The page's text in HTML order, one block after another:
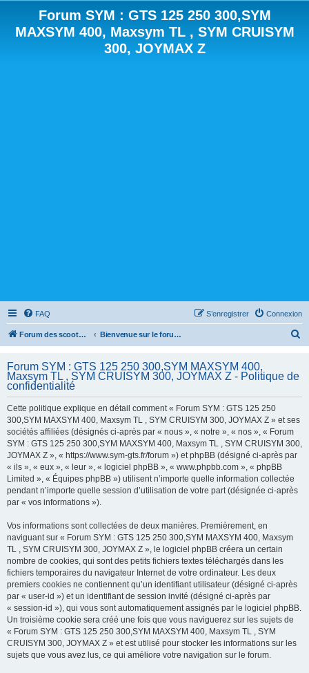
Forum SYM : GTS 125 250 300,SYM
MAXSYM 400, Maxsym TL , SYM CRUISYM
300, JOYMAX Z
FAQ Connexion
S’enregistrer
Forum des scooters SYM - GTS -MAXSYM - CRUISYM - JOYMAX - Maxsym TL Bienvenue sur le forum des scooters de la gamme SYM
e
h
Forum SYM : GTS 125 250 300,SYM MAXSYM 400,
Maxsym TL , SYM CRUISYM 300, JOYMAX Z - Politique de
confidentialité
Cette politique explique en détail comment « Forum SYM : GTS 125 250
300,SYM MAXSYM 400, Maxsym TL , SYM CRUISYM 300, JOYMAX Z » et ses
sociétés affiliées (désignés ci-après par « nous », « notre », « nos », « Forum
SYM : GTS 125 250 300,SYM MAXSYM 400, Maxsym TL , SYM CRUISYM 300,
JOYMAX Z », « https://www.sym-gts.fr/forum ») et phpBB (désigné ci-après par
« ils », « eux », « leur », « logiciel phpBB », « www.phpbb.com », « phpBB
Limited », « Équipes phpBB ») utilisent n’importe quelle information collectée
pendant n’importe quelle session d’utilisation de votre part (désignée ci-après
par « vos informations »).
Vos informations sont collectées de deux manières. Premièrement, en
naviguant sur « Forum SYM : GTS 125 250 300,SYM MAXSYM 400, Maxsym
TL , SYM CRUISYM 300, JOYMAX Z », le logiciel phpBB créera un certain
nombre de cookies, qui sont des petits fichiers textes téléchargés dans les
fichiers temporaires du navigateur Internet de votre ordinateur. Les deux
premiers cookies ne contiennent qu’un identifiant utilisateur (désigné ci-après
par « user-id ») et un identifiant de session invité (désigné ci-après par
« session-id »), qui vous sont automatiquement assignés par le logiciel phpBB.
Un troisième cookie sera créé une fois que vous naviguerez sur les sujets de
« Forum SYM : GTS 125 250 300,SYM MAXSYM 400, Maxsym TL , SYM
CRUISYM 300, JOYMAX Z » et est utilisé pour stocker les informations sur les
sujets que vous avez lus, ce qui améliore votre navigation sur le forum.